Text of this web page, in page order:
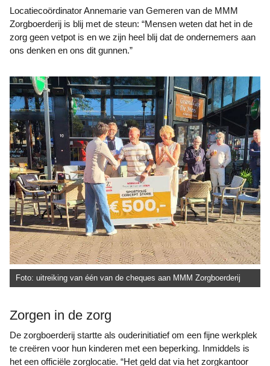
Locatiecoördinator Annemarie van Gemeren van de MMM
Zorgboerderij is blij met de steun: “Mensen weten dat het in de
zorg geen vetpot is en we zijn heel blij dat de ondernemers aan
ons denken en ons dit gunnen.”
Foto: uitreiking van één van de cheques aan MMM Zorgboerderij
Zorgen in de zorg
De zorgboerderij startte als ouderinitiatief om een fijne werkplek
te creëren voor hun kinderen met een beperking. Inmiddels is
het een officiële zorglocatie. “Het geld dat via het zorgkantoor